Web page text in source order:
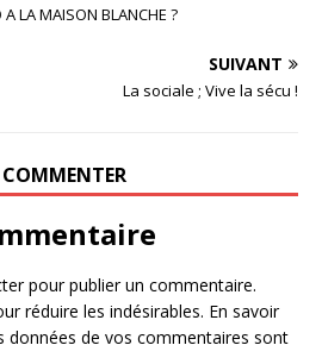
A LA MAISON BLANCHE ?
SUIVANT
La sociale ; Vive la sécu !
COMMENTER
pour publier un commentaire.
réduire les indésirables. En savoir
données de vos commentaires sont